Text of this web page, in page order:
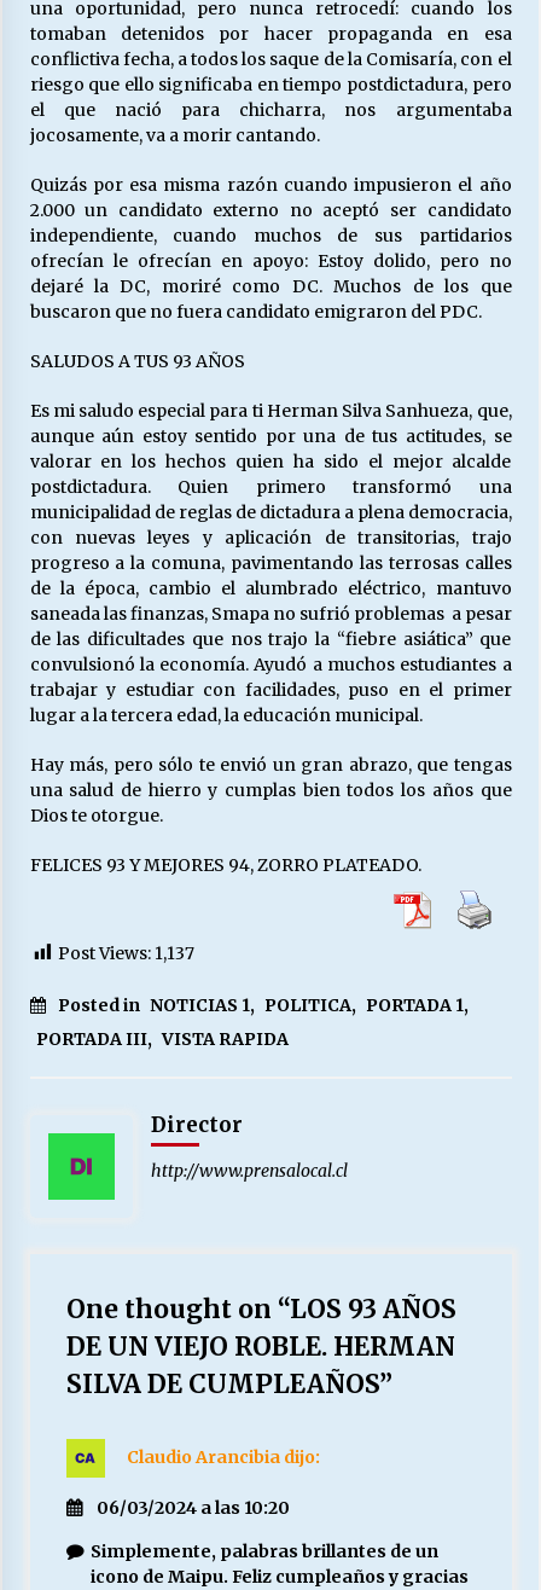
una oportunidad, pero nunca retrocedí: cuando los
tomaban detenidos por hacer propaganda en esa
conflictiva fecha, a todos los saque de la Comisaría, con el
riesgo que ello significaba en tiempo postdictadura, pero
el que nació para chicharra, nos argumentaba
jocosamente, va a morir cantando.
Quizás por esa misma razón cuando impusieron el año
2.000 un candidato externo no aceptó ser candidato
independiente, cuando muchos de sus partidarios
ofrecían le ofrecían en apoyo: Estoy dolido, pero no
dejaré la DC, moriré como DC. Muchos de los que
buscaron que no fuera candidato emigraron del PDC.
SALUDOS A TUS 93 AÑOS
Es mi saludo especial para ti Herman Silva Sanhueza, que,
aunque aún estoy sentido por una de tus actitudes, se
valorar en los hechos quien ha sido el mejor alcalde
postdictadura. Quien primero transformó una
municipalidad de reglas de dictadura a plena democracia,
con nuevas leyes y aplicación de transitorias, trajo
progreso a la comuna, pavimentando las terrosas calles
de la época, cambio el alumbrado eléctrico, mantuvo
saneada las finanzas, Smapa no sufrió problemas a pesar
de las dificultades que nos trajo la “fiebre asiática” que
convulsionó la economía. Ayudó a muchos estudiantes a
trabajar y estudiar con facilidades, puso en el primer
lugar a la tercera edad, la educación municipal.
Hay más, pero sólo te envió un gran abrazo, que tengas
una salud de hierro y cumplas bien todos los años que
Dios te otorgue.
FELICES 93 Y MEJORES 94, ZORRO PLATEADO.
Post Views: 1,137
Posted in NOTICIAS 1, POLITICA, PORTADA 1,
PORTADA III, VISTA RAPIDA
Director
http://www.prensalocal.cl
One thought on “LOS 93 AÑOS
DE UN VIEJO ROBLE. HERMAN
SILVA DE CUMPLEAÑOS”
Claudio Arancibia dijo:
06/03/2024 a las 10:20
Simplemente, palabras brillantes de un
icono de Maipu. Feliz cumpleaños y gracias